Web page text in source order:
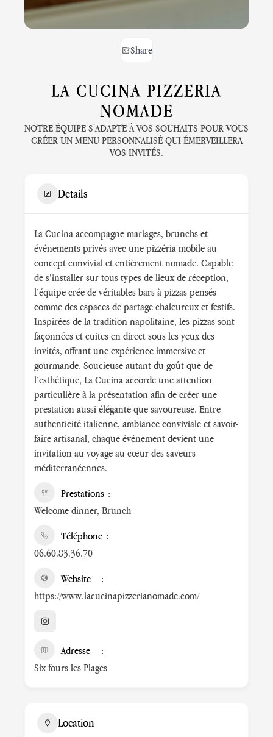
Share
LA CUCINA PIZZERIA
NOMADE
NOTRE ÉQUIPE S'ADAPTE À VOS SOUHAITS POUR VOUS
CRÉER UN MENU PERSONNALISÉ QUI ÉMERVEILLERA
VOS INVITÉS.
Details
La Cucina accompagne mariages, brunchs et
événements privés avec une pizzéria mobile au
concept convivial et entièrement nomade. Capable
de s’installer sur tous types de lieux de réception,
l’équipe crée de véritables bars à pizzas pensés
comme des espaces de partage chaleureux et festifs.
Inspirées de la tradition napolitaine, les pizzas sont
façonnées et cuites en direct sous les yeux des
invités, offrant une expérience immersive et
gourmande. Soucieuse autant du goût que de
l’esthétique, La Cucina accorde une attention
particulière à la présentation afin de créer une
prestation aussi élégante que savoureuse. Entre
authenticité italienne, ambiance conviviale et savoir-
faire artisanal, chaque événement devient une
invitation au voyage au cœur des saveurs
méditerranéennes.
Prestations
Welcome dinner, Brunch
Téléphone
06.60.83.36.70
Website
https://www.lacucinapizzerianomade.com/
Adresse
Six fours les Plages
Location